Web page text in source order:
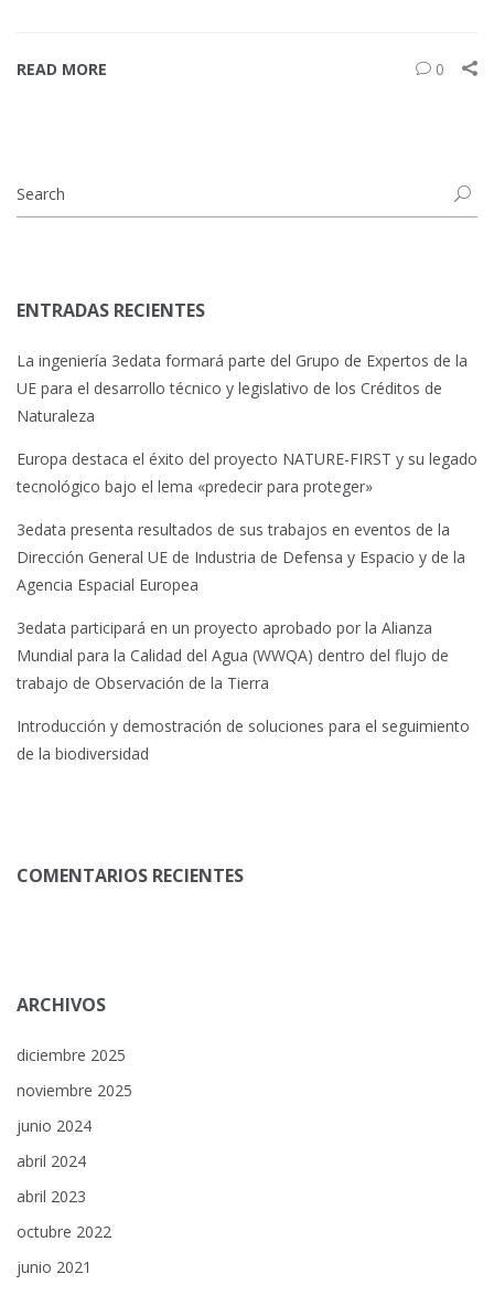
READ MORE 0
ENTRADAS RECIENTES
La ingeniería 3edata formará parte del Grupo de Expertos de la
UE para el desarrollo técnico y legislativo de los Créditos de
Naturaleza
Europa destaca el éxito del proyecto NATURE-FIRST y su legado
tecnológico bajo el lema «predecir para proteger»
3edata presenta resultados de sus trabajos en eventos de la
Dirección General UE de Industria de Defensa y Espacio y de la
Agencia Espacial Europea
3edata participará en un proyecto aprobado por la Alianza
Mundial para la Calidad del Agua (WWQA) dentro del flujo de
trabajo de Observación de la Tierra
Introducción y demostración de soluciones para el seguimiento
de la biodiversidad
COMENTARIOS RECIENTES
ARCHIVOS
diciembre 2025
noviembre 2025
junio 2024
abril 2024
abril 2023
octubre 2022
junio 2021